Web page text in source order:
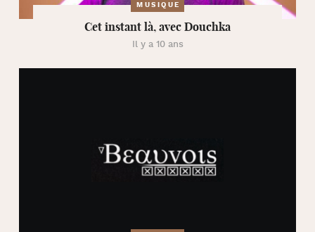
MUSIQUE
Cet instant là, avec Douchka
Il y a 10 ans